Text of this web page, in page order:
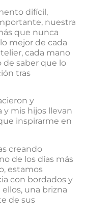
difícil,
nuestra
que nunca
mejor de cada
cada mano
de saber que lo
tras
y
mis hijos llevan
inspirarme en
creando
de los días más
estamos
con bordados y
una brizna
de sus